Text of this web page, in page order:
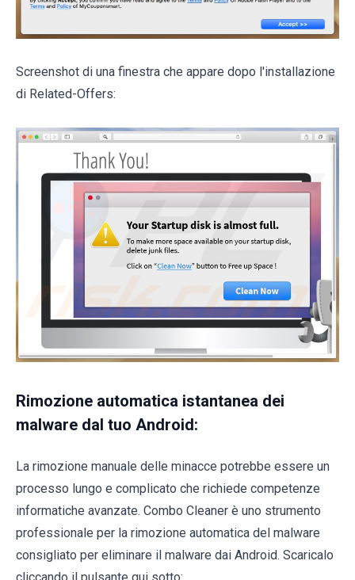
Screenshot di una finestra che appare dopo l'installazione
di Related-Offers:
Rimozione automatica istantanea dei
malware dal tuo Android:
La rimozione manuale delle minacce potrebbe essere un
processo lungo e complicato che richiede competenze
informatiche avanzate. Combo Cleaner è uno strumento
professionale per la rimozione automatica del malware
consigliato per eliminare il malware dai Android. Scaricalo